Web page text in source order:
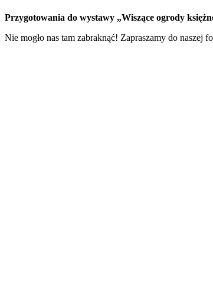
Przygotowania do wystawy „Wiszące ogrody
Nie mogło nas tam zabraknąć! Zapraszamy do